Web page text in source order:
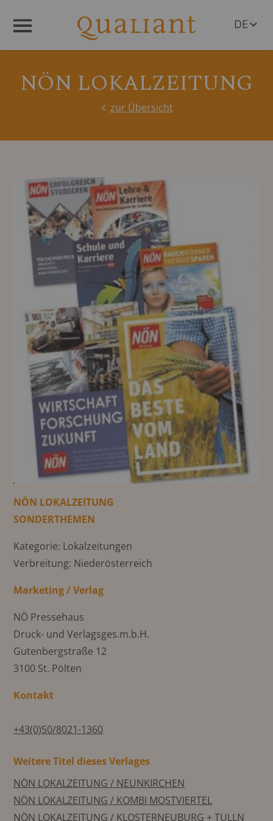
DE
NÖN LOKALZEITUNG
zur Übersicht
NÖN LOKALZEITUNG
SONDERTHEMEN
Kategorie: Lokalzeitungen
Verbreitung: Niederösterreich
Marketing / Verlag
NÖ Pressehaus
Druck- und Verlagsges.m.b.H.
Gutenbergstraße 12
3100 St. Pölten
Kontakt
+43(0)50/8021-1360
Weitere Titel dieses Verlages
NÖN LOKALZEITUNG / NEUNKIRCHEN
NÖN LOKALZEITUNG / KOMBI MOSTVIERTEL
NÖN LOKALZEITUNG / KLOSTERNEUBURG + TULLN